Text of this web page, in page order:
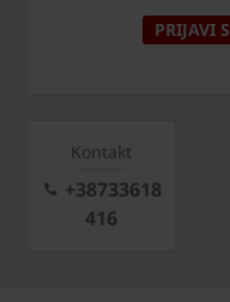
PRIJAVI
Kontakt
+38733618
416